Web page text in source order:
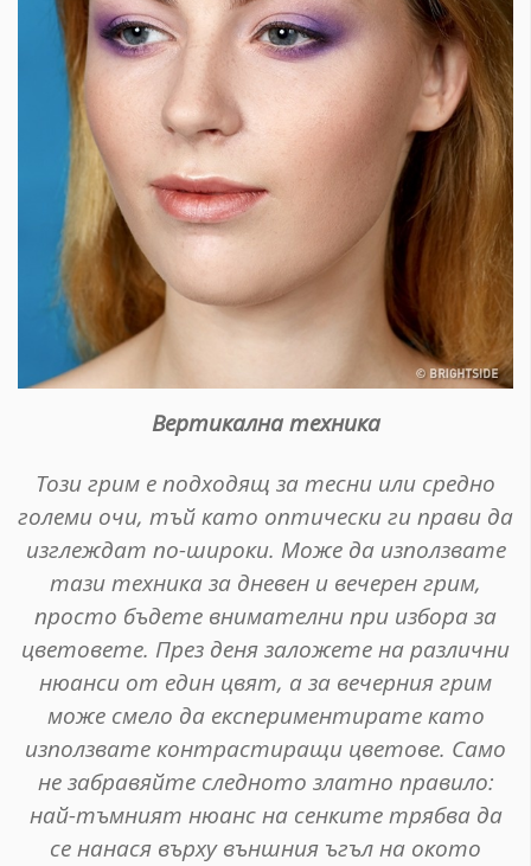
Вертикална техника
Този грим е подходящ за тесни или средно
големи очи, тъй като оптически ги прави да
изглеждат по-широки. Може да използвате
тази техника за дневен и вечерен грим,
просто бъдете внимателни при избора за
цветовете. През деня заложете на различни
нюанси от един цвят, а за вечерния грим
може смело да експериментирате като
използвате контрастиращи цветове. Само
не забравяйте следното златно правило:
най-тъмният нюанс на сенките трябва да
се нанася върху външния ъгъл на окото